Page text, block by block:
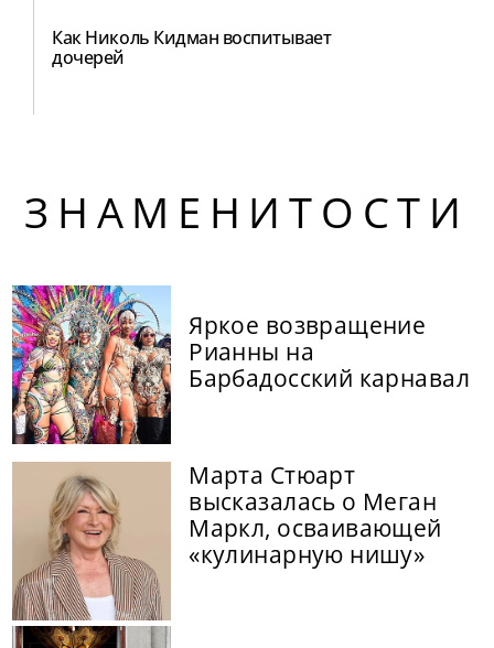
Как Николь Кидман воспитывает
дочерей
ЗНАМЕНИТОСТИ
Яркое возвращение
Рианны на
Барбадосский карнавал
Марта Стюарт
высказалась о Меган
Маркл, осваивающей
«кулинарную нишу»